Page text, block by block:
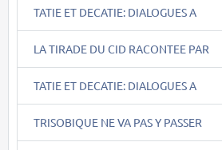
TATIE ET DECATIE: DIALOGUES A
LA TIRADE DU CID RACONTEE PAR
TATIE ET DECATIE: DIALOGUES A
TRISOBIQUE NE VA PAS Y PASSER